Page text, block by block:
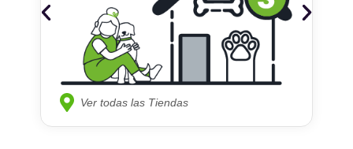
Ver todas las Tiendas